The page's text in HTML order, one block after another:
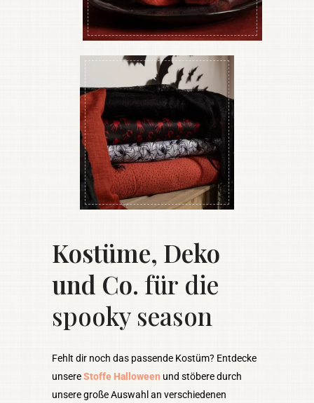
Kostüme, Deko
und Co. für die
spooky season
Fehlt dir noch das passende Kostüm? Entdecke
unsereStoffe Halloween und stöbere durch
unsere große Auswahl an verschiedenen